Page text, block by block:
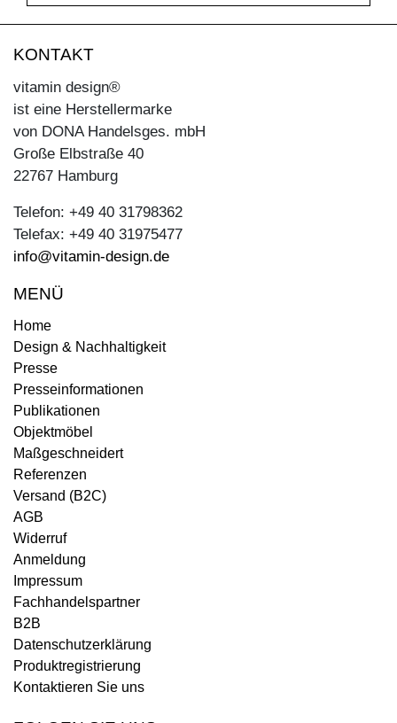
KONTAKT
vitamin design®
ist eine Herstellermarke
von DONA Handelsges. mbH
Große Elbstraße 40
22767 Hamburg
Telefon: +49 40 31798362
Telefax: +49 40 31975477
info@vitamin-design.de
MENÜ
Home
Design & Nachhaltigkeit
Presse
Presseinformationen
Publikationen
Objektmöbel
Maßgeschneidert
Referenzen
Versand (B2C)
AGB
Widerruf
Anmeldung
Impressum
Fachhandelspartner
B2B
Datenschutzerklärung
Produktregistrierung
Kontaktieren Sie uns